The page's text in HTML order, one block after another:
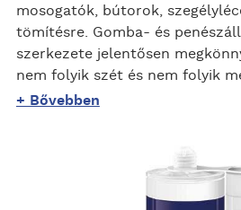
mosogatók, bútorok,
tömítésre. Gomba- és
szerkezete jelentősen
nem folyik szét és nem folyik
+ Bővebben